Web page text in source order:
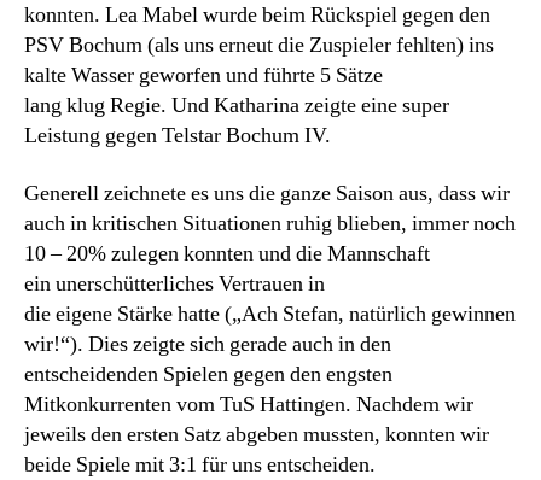
konnten. Lea Mabel wurde beim Rückspiel gegen den
PSV Bochum (als uns erneut die Zuspieler fehlten) ins
kalte Wasser geworfen und führte 5 Sätze
lang klug Regie. Und Katharina zeigte eine super
Leistung gegen Telstar Bochum IV.
Generell zeichnete es uns die ganze Saison aus, dass wir
auch in kritischen Situationen ruhig blieben, immer noch
10 – 20% zulegen konnten und die Mannschaft
ein unerschütterliches Vertrauen in
die eigene Stärke hatte („Ach Stefan, natürlich gewinnen
wir!“). Dies zeigte sich gerade auch in den
entscheidenden Spielen gegen den engsten
Mitkonkurrenten vom TuS Hattingen. Nachdem wir
jeweils den ersten Satz abgeben mussten, konnten wir
beide Spiele mit 3:1 für uns entscheiden.